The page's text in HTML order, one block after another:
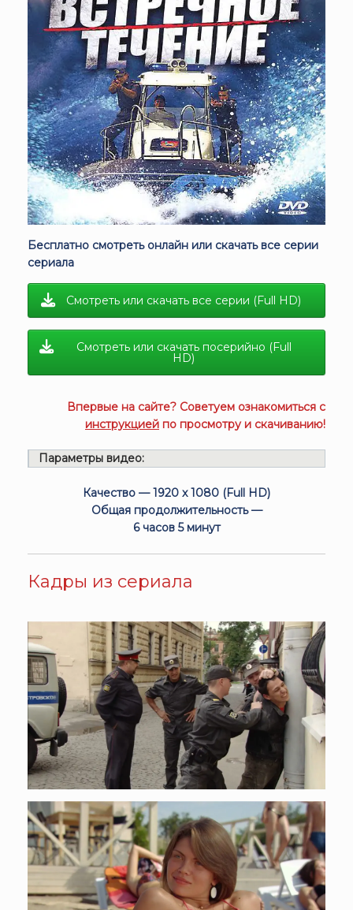
Бесплатно смотреть онлайн или скачать все серии
сериала
Смотреть или скачать все серии (Full HD)
Смотреть или скачать посерийно (Full
HD)
Впервые на сайте? Советуем ознакомиться с
инструкцией по просмотру и скачиванию!
Параметры видео:
Качество — 1920 x 1080 (Full HD)
Общая продолжительность —
6 часов 5 минут
Кадры из сериала